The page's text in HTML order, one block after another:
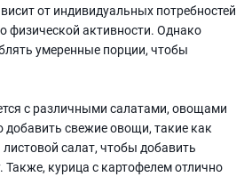
от индивидуальных потребностей
физической активности. Однако
умеренные порции, чтобы
с различными салатами, овощами
свежие овощи, такие как
салат, чтобы добавить
Также, курица с картофелем отлично